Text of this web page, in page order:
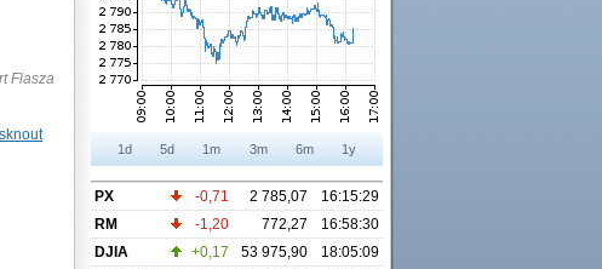
Flasza
1d 5d 1m 3m 6m 1y
PX -0,71 2 785,07
16:15:29
RM
-1,20 772,27
16:58:30
DJIA
+0,17 53 975,90
18:05:09